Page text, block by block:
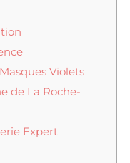
Violets
de La Roche-
Expert